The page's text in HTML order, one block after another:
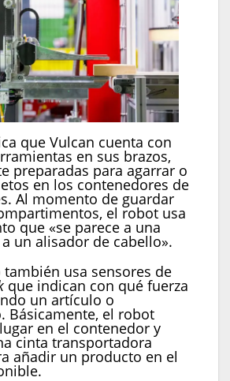
que Vulcan cuenta con
en sus brazos,
preparadas para agarrar o
en los contenedores de
Al momento de guardar
el robot usa
que «se parece a una
un alisador de cabello».
usa sensores de
que indican con qué fuerza
un artículo o
Básicamente, el robot
en el contenedor y
cinta transportadora
añadir un producto en el